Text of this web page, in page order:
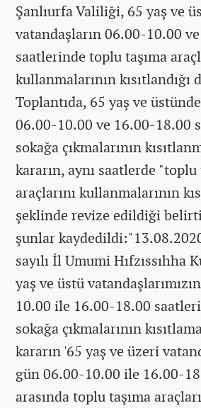
Şanlıurfa Valiliği, 65 yaş ve
vatandaşların 06.00-10.00
saatlerinde toplu taşıma
kullanmalarının kısıtlandığı
Toplantıda, 65 yaş ve
06.00-10.00 ve 16.00-18.00
sokağa çıkmalarının
kararın, aynı saatlerde "toplu
araçlarını kullanmalarının
şeklinde revize edildiği
şunlar
sayılı İl Umumi Hıfzıssıhha
yaş ve üstü
10.00 ile 16.00-18.00
sokağa çıkmalarının
kararın '65 yaş ve üzeri
gün 06.00-10.00 ile 16.00-
arasında toplu taşıma